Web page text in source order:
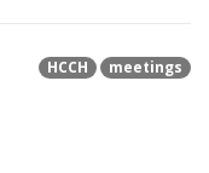
HCCH meetings